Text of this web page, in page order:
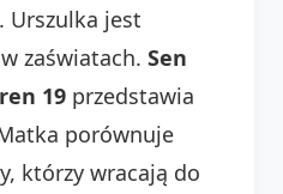
Urszulka jest
zaświatach. Sen
19 przedstawia
porównuje
którzy wracają do